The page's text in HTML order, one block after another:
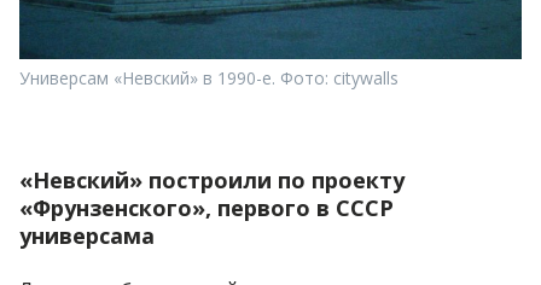
Универсам «Невский» в 1990-е. Фото: citywalls
«Невский» построили по проекту
«Фрунзенского», первого в СССР
универсама